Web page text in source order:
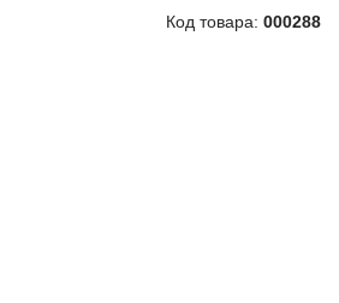
Код товара: 000288